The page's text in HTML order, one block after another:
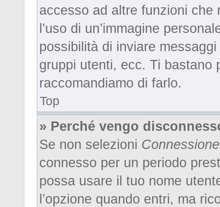
accesso ad altre funzioni che
l’uso di un’immagine
possibilità di inviare
gruppi utenti, ecc. Ti bastano
raccomandiamo di farlo.
Top
» Perché vengo
Se non selezioni
connesso per un periodo
possa usare il tuo nome
l’opzione quando entri, ma